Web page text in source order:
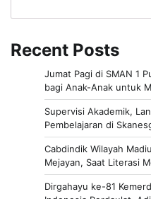
Recent Posts
Jumat Pagi di SMAN 1
bagi Anak-Anak untuk
Supervisi Akademik,
Pembelajaran di
Cabdindik Wilayah
Mejayan, Saat Literasi
Dirgahayu ke-81